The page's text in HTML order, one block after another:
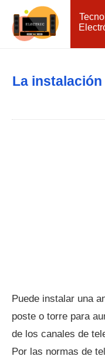
La
Puede instalar una
poste o torre para
de los canales de
Por las normas de